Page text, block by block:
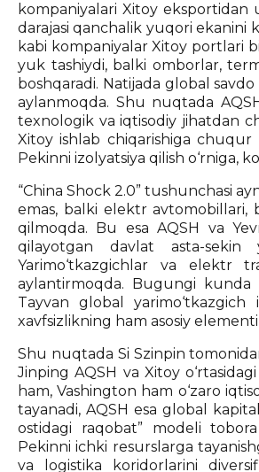
kompaniyalari Xitoy eksportidan
darajasi qanchalik yuqori ekanini
kabi kompaniyalar Xitoy portlari
yuk tashiydi, balki omborlar,
boshqaradi. Natijada global
aylanmoqda. Shu nuqtada
texnologik va iqtisodiy jihatdan
Xitoy ishlab chiqarishiga chuqur
Pekinni izolyatsiya qilish o‘rniga,
“China Shock 2.0” tushunchasi
emas, balki elektr avtomobillari,
qilmoqda. Bu esa AQSH va
qilayotgan davlat asta-
Yarimo‘tkazgichlar va elektr
aylantirmoqda. Bugungi kunda
Tayvan global
xavfsizlikning ham asosiy
Shu nuqtada Si Szinpin
Jinping AQSH va Xitoy
ham, Vashington ham o‘zaro
tayanadi, AQSH esa global
ostidagi raqobat” modeli
Pekinni ichki resurslarga
va logistika koridorlarini